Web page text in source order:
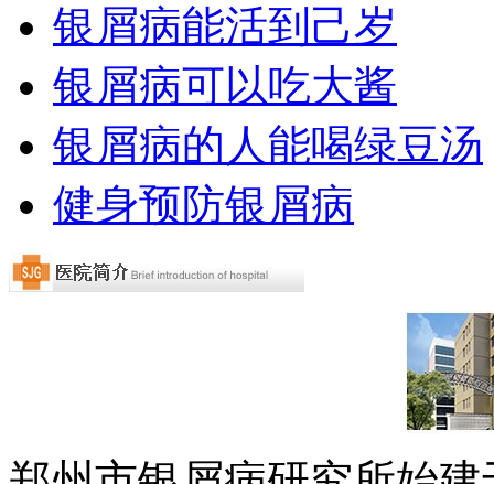
银屑病能活到己岁
银屑病可以吃大酱
银屑病的人能喝绿豆汤
健身预防银屑病